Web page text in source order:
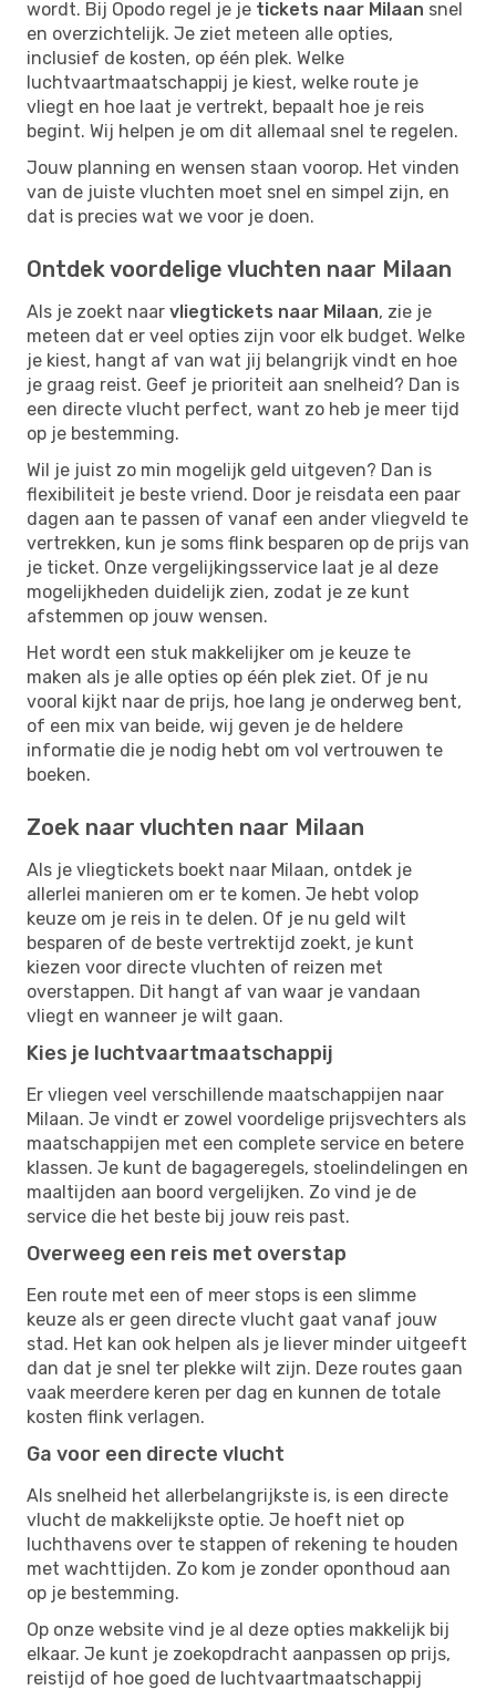
wordt. Bij Opodo regel je je tickets naar Milaan snel
en overzichtelijk. Je ziet meteen alle opties,
inclusief de kosten, op één plek. Welke
luchtvaartmaatschappij je kiest, welke route je
vliegt en hoe laat je vertrekt, bepaalt hoe je reis
begint. Wij helpen je om dit allemaal snel te regelen.
Jouw planning en wensen staan voorop. Het vinden
van de juiste vluchten moet snel en simpel zijn, en
dat is precies wat we voor je doen.
Ontdek voordelige vluchten naar Milaan
Als je zoekt naar vliegtickets naar Milaan, zie je
meteen dat er veel opties zijn voor elk budget. Welke
je kiest, hangt af van wat jij belangrijk vindt en hoe
je graag reist. Geef je prioriteit aan snelheid? Dan is
een directe vlucht perfect, want zo heb je meer tijd
op je bestemming.
Wil je juist zo min mogelijk geld uitgeven? Dan is
flexibiliteit je beste vriend. Door je reisdata een paar
dagen aan te passen of vanaf een ander vliegveld te
vertrekken, kun je soms flink besparen op de prijs van
je ticket. Onze vergelijkingsservice laat je al deze
mogelijkheden duidelijk zien, zodat je ze kunt
afstemmen op jouw wensen.
Het wordt een stuk makkelijker om je keuze te
maken als je alle opties op één plek ziet. Of je nu
vooral kijkt naar de prijs, hoe lang je onderweg bent,
of een mix van beide, wij geven je de heldere
informatie die je nodig hebt om vol vertrouwen te
boeken.
Zoek naar vluchten naar Milaan
Als je vliegtickets boekt naar Milaan, ontdek je
allerlei manieren om er te komen. Je hebt volop
keuze om je reis in te delen. Of je nu geld wilt
besparen of de beste vertrektijd zoekt, je kunt
kiezen voor directe vluchten of reizen met
overstappen. Dit hangt af van waar je vandaan
vliegt en wanneer je wilt gaan.
Kies je luchtvaartmaatschappij
Er vliegen veel verschillende maatschappijen naar
Milaan. Je vindt er zowel voordelige prijsvechters als
maatschappijen met een complete service en betere
klassen. Je kunt de bagageregels, stoelindelingen en
maaltijden aan boord vergelijken. Zo vind je de
service die het beste bij jouw reis past.
Overweeg een reis met overstap
Een route met een of meer stops is een slimme
keuze als er geen directe vlucht gaat vanaf jouw
stad. Het kan ook helpen als je liever minder uitgeeft
dan dat je snel ter plekke wilt zijn. Deze routes gaan
vaak meerdere keren per dag en kunnen de totale
kosten flink verlagen.
Ga voor een directe vlucht
Als snelheid het allerbelangrijkste is, is een directe
vlucht de makkelijkste optie. Je hoeft niet op
luchthavens over te stappen of rekening te houden
met wachttijden. Zo kom je zonder oponthoud aan
op je bestemming.
Op onze website vind je al deze opties makkelijk bij
elkaar. Je kunt je zoekopdracht aanpassen op prijs,
reistijd of hoe goed de luchtvaartmaatschappij